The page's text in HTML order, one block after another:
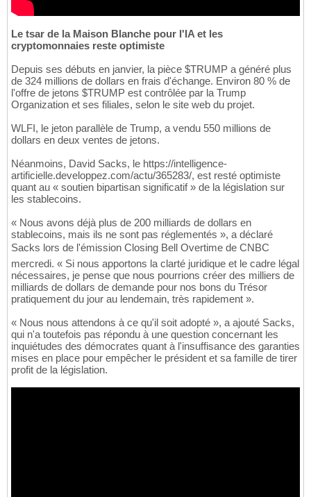
Le tsar de la Maison Blanche pour l'IA et les
cryptomonnaies reste optimiste
Depuis ses débuts en janvier, la pièce $TRUMP a généré plus
de 324 millions de dollars en frais d'échange. Environ 80 % de
l'offre de jetons $TRUMP est contrôlée par la Trump
Organization et ses filiales, selon le site web du projet.
WLFI, le jeton parallèle de Trump, a vendu 550 millions de
dollars en deux ventes de jetons.
Néanmoins, David Sacks, le https://intelligence-
artificielle.developpez.com/actu/365283/, est resté optimiste
quant au « soutien bipartisan significatif » de la législation sur
les stablecoins.
« Nous avons déjà plus de 200 milliards de dollars en
stablecoins, mais ils ne sont pas réglementés », a déclaré
Sacks lors de l'émission Closing Bell Overtime de CNBC
mercredi. « Si nous apportons la clarté juridique et le cadre légal
nécessaires, je pense que nous pourrions créer des milliers de
milliards de dollars de demande pour nos bons du Trésor
pratiquement du jour au lendemain, très rapidement ».
« Nous nous attendons à ce qu'il soit adopté », a ajouté Sacks,
qui n'a toutefois pas répondu à une question concernant les
inquiétudes des démocrates quant à l'insuffisance des garanties
mises en place pour empêcher le président et sa famille de tirer
profit de la législation.